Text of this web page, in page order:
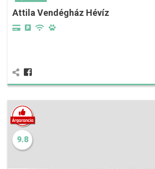
Attila Vendégház Hévíz
9.8